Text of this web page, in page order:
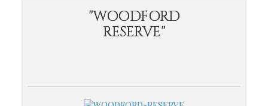
"WOODFORD
RESERVE"